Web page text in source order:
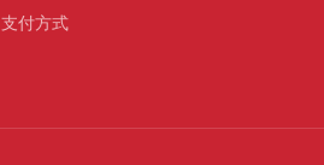
支付方式